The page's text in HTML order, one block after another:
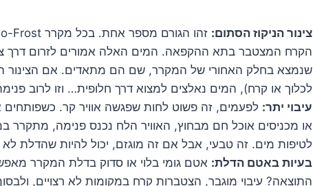
צינור הניקוז הסתום:
הקרח המצטבר בתא ההקפאה. המים האלה אמורים לזרום דרך
שנמצא בחלק האחורי של המקרר, שם הם מתאדים. אם הצינור
לכלוך או קרח), המים נאלצים למצוא דרך חלופית… וזו לרוב
עיבוי יתר: לפעמים, זה פשוט לחות שפגשה אוויר קר.
או מכניסים אוכל חם מבחוץ, האוויר הלח נכנס פנימה, מתקרר
לטיפות מים. זה טבעי, אבל אם זה מוגזם, יכול להיות שהדלת לא
בעיות באטם הדלת: אטם גומי בלוי או סדוק בדלת המקרר
התוצאה? עיבוי מוגבר, הצטברות קרח במקומות לא רצויים,